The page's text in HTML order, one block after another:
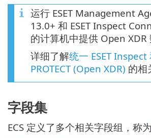
运行 ESET Management
13.0+ 和 ESET Inspect
的计算机中提供 Open XDR
详细了解统一 ESET Inspect
PROTECT (Open XDR) 的相
字段集
ECS 定义了多个相关字段组，称为